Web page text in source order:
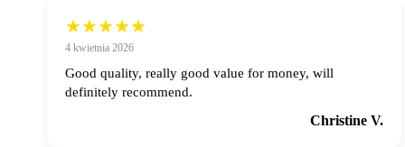
★★★★★
4 kwietnia 2026
Good quality, really good value for money, will
definitely recommend.
Christine V.